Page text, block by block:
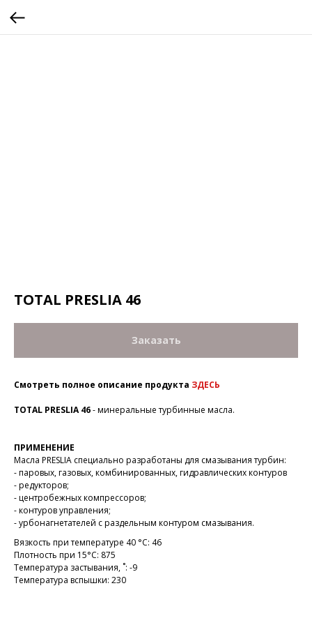
TOTAL PRESLIA 46
Заказать
Смотреть полное описание продукта ЗДЕСЬ
TOTAL PRESLIA 46- минеральные турбинные масла.
ПРИМЕНЕНИЕ
Масла PRESLIA специально разработаны для смазывания турбин:
- паровых, газовых, комбинированных, гидравлических контуров
- редукторов;
- центробежных компрессоров;
- контуров управления;
- урбонагнетателей с раздельным контуром смазывания.
Вязкость при температуре 40 °С: 46
Плотность при 15°C: 875
Температура застывания, ˚: -9
Температура вспышки: 230